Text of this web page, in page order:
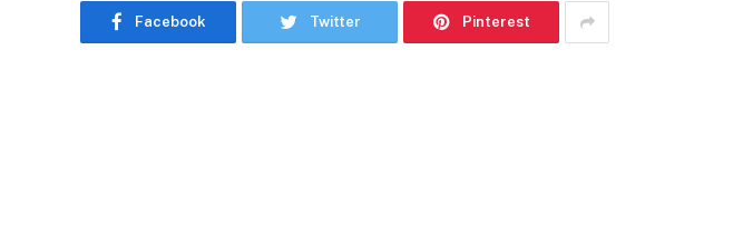
Facebook Twitter Pinterest